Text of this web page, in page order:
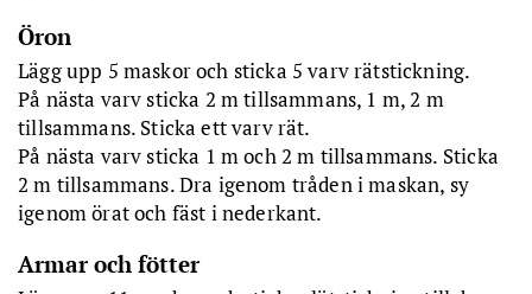
Öron
Lägg upp 5 maskor och sticka 5 varv rätstickning.
På nästa varv sticka 2 m tillsammans, 1 m, 2 m
tillsammans. Sticka ett varv rät.
På nästa varv sticka 1 m och 2 m tillsammans. Sticka
2 m tillsammans. Dra igenom tråden i maskan, sy
igenom örat och fäst i nederkant.
Armar och fötter